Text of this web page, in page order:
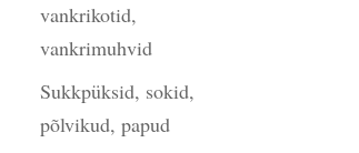
vankrikotid,
vankrimuhvid
Sukkpüksid, sokid,
põlvikud, papud